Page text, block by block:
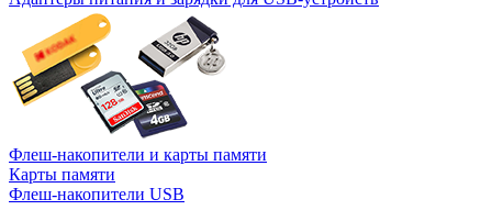
Флеш-накопители и карты памяти
Карты памяти
Флеш-накопители USB